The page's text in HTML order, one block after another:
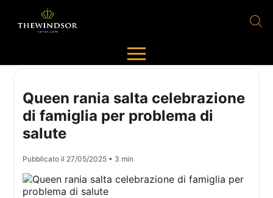
Queen rania salta celebrazione
di famiglia per problema di
salute
Pubblicato il 27/05/2025 • 3 min